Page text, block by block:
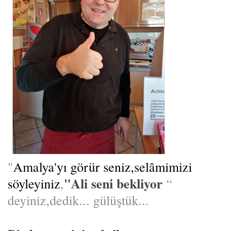
"Amalya'yı görür seniz,selâmimizi
söyleyiniz,"Ali seni bekliyor “
deyiniz,dedik... gülüştük...